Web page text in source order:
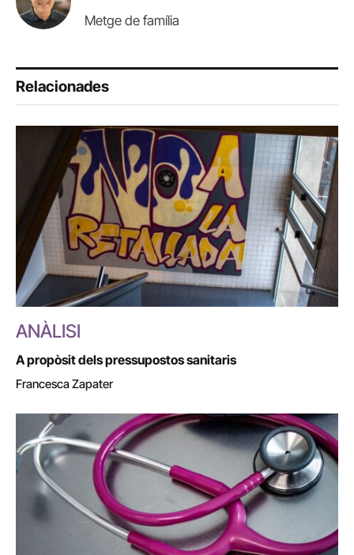
Metge de família
Relacionades
ANÀLISI
A propòsit dels pressupostos sanitaris
Francesca Zapater